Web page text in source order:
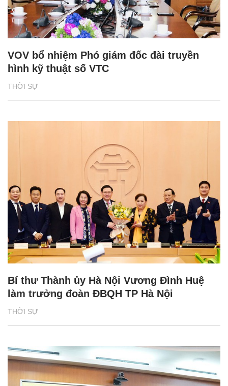
THỜI SỰ
VOV bổ nhiệm Phó giám đốc đài truyền
hình kỹ thuật số VTC
THỜI SỰ
Bí thư Thành ủy Hà Nội Vương Đình Huệ
làm trưởng đoàn ĐBQH TP Hà Nội